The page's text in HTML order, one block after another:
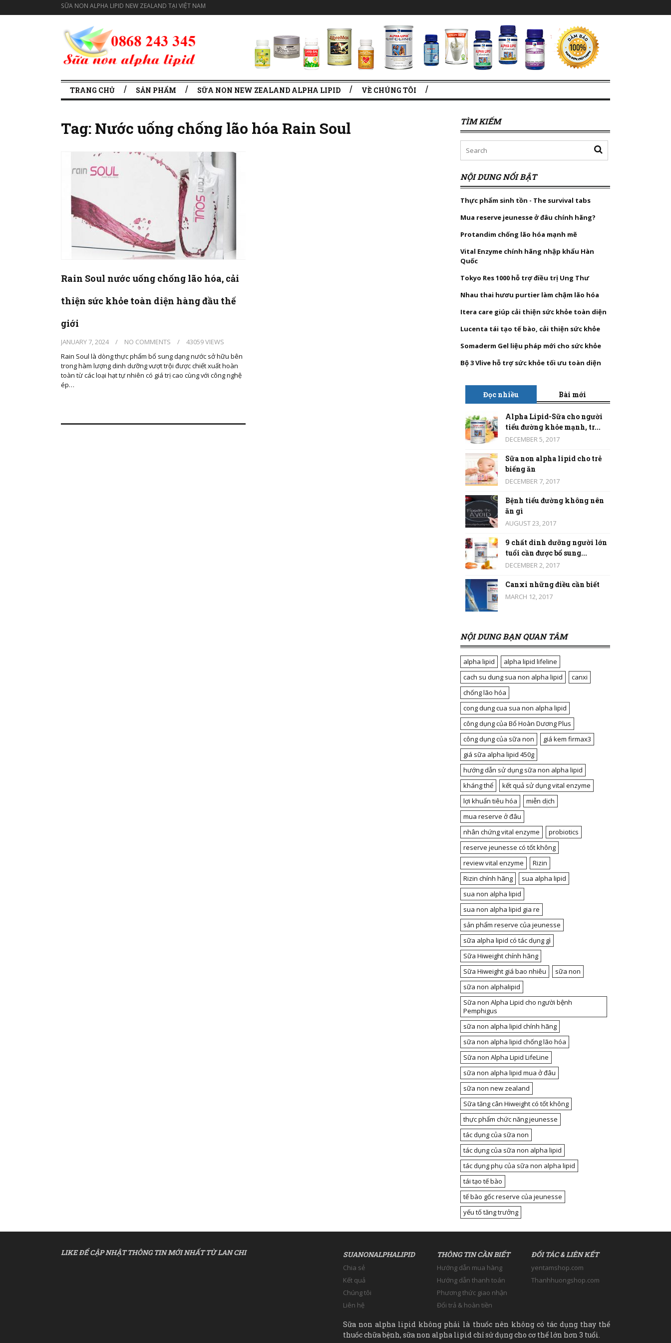
SỮA NON ALPHA LIPID NEW ZEALAND TẠI VIỆT NAM
TRANG CHỦ SẢN PHẨM SỮA NON NEW ZEALAND ALPHA LIPID VỀ CHÚNG TÔI
Tag: Nước uống chống lão hóa Rain Soul
Rain Soul nước uống chống lão hóa, cải
thiện sức khỏe toàn diện hàng đầu thế
giới
JANUARY 7, 2024 / NO COMMENTS /
43059 VIEWS
Rain Soul là dòng thực phẩm bổ sung dạng nước sở hữu bên
trong hàm lượng dinh dưỡng vượt trội được chiết xuất hoàn
toàn từ các loại hạt tự nhiên có giá trị cao cùng với công nghệ
ép…
TÌM KIẾM
NỘI DUNG NỔI BẬT
Thực phẩm sinh tồn - The survival tabs
Mua reserve jeunesse ở đâu chính hãng?
Protandim chống lão hóa mạnh mẽ
Vital Enzyme chính hãng nhập khẩu Hàn
Quốc
Tokyo Res 1000 hỗ trợ điều trị Ung Thư
Nhau thai hươu purtier làm chậm lão hóa
Itera care giúp cải thiện sức khỏe toàn diện
Lucenta tái tạo tế bào, cải thiện sức khỏe
Somaderm Gel liệu pháp mới cho sức khỏe
Bộ 3 Vlive hỗ trợ sức khỏe tối ưu toàn diện
Đọc nhiều Bài mới
Alpha Lipid-Sữa cho người
tiểu đường khỏe mạnh, tr...
DECEMBER 5, 2017
Sữa non alpha lipid cho trẻ
biếng ăn
DECEMBER 7, 2017
Bệnh tiểu đường không nên
ăn gì
AUGUST 23, 2017
9 chất dinh dưỡng người lớn
tuổi cần được bổ sung...
DECEMBER 2, 2017
Canxi những điều cần biết
MARCH 12, 2017
NỘI DUNG BẠN QUAN TÂM
alpha lipid
alpha lipid lifeline
cach su dung sua non alpha lipid
canxi
chống lão hóa
cong dung cua sua non alpha lipid
công dụng của Bổ Hoàn Dương Plus
công dụng của sữa non
giá kem firmax3
giá sữa alpha lipid 450g
hướng dẫn sử dụng sữa non alpha lipid
kháng thể
kết quả sử dụng vital enzyme
lợi khuẩn tiêu hóa
miễn dịch
mua reserve ở đâu
nhân chứng vital enzyme
probiotics
reserve jeunesse có tốt không
review vital enzyme
Rizin
Rizin chính hãng
sua alpha lipid
sua non alpha lipid
sua non alpha lipid gia re
sản phẩm reserve của jeunesse
sữa alpha lipid có tác dụng gì
Sữa Hiweight chính hãng
Sữa Hiweight giá bao nhiêu
sữa non
sữa non alphalipid
Sữa non Alpha Lipid cho người bệnh
Pemphigus
sữa non alpha lipid chính hãng
sữa non alpha lipid chống lão hóa
Sữa non Alpha Lipid LifeLine
sữa non alpha lipid mua ở đâu
sữa non new zealand
Sữa tăng cân Hiweight có tốt không
thực phẩm chức năng jeunesse
tác dụng của sữa non
tác dụng của sữa non alpha lipid
tác dụng phụ của sữa non alpha lipid
tái tạo tế bào
tế bào gốc reserve của jeunesse
yếu tố tăng trưởng
LIKE ĐỂ CẬP NHẬT THÔNG TIN MỚI NHẤT TỪ LAN CHI SUANONALPHALIPID
Chia sẻ
Kết quả
Chúng tôi
Liên hệ
THÔNG TIN CẦN BIẾT
Hướng dẫn mua hàng
Hướng dẫn thanh toán
Phương thức giao nhận
Đổi trả & hoàn tiền
ĐỐI TÁC & LIÊN KẾT
yentamshop.com
Thanhhuongshop.com
Sữa non alpha lipid không phải là thuốc nên không có tác dụng thay thế
thuốc chữa bệnh, sữa non alpha lipid chỉ sử dụng cho cơ thể lớn hơn 3 tuổi.